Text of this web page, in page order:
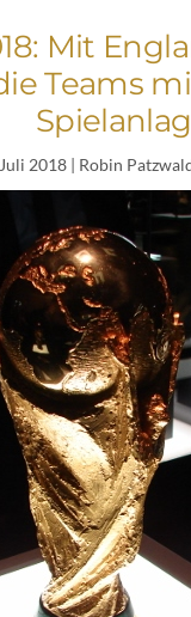
Mit
Teams
2018| Robin